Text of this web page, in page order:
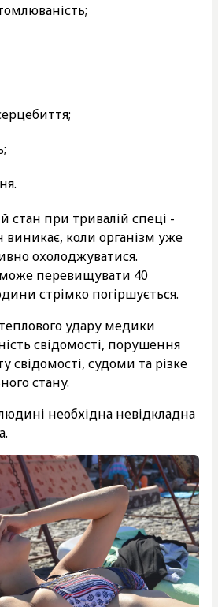
стан при тривалій спеці -
виникає, коли організм уже
охолоджуватися.
перевищувати 40
стрімко погіршується.
удару медики
свідомості, порушення
свідомості, судоми та різке
стану.
необхідна невідкладна